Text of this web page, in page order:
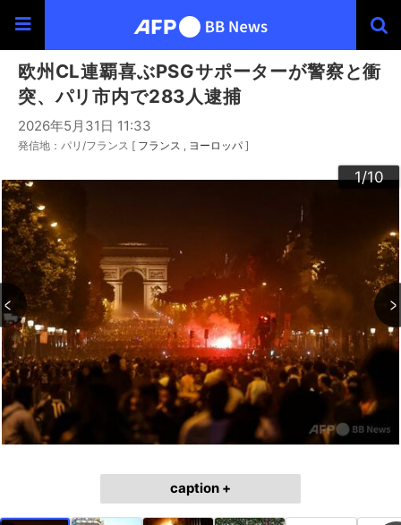
欧州CL連覇喜ぶPSGサポーターが警察と衝
突、パリ市内で283人逮捕
2026年5月31日 11:33
発信地：パリ/フランス [ フランス ヨーロッパ ]
1/10
2/10
3/10
4/10
5/10
6/10
7/10
8/10
9/10
10/10
caption +